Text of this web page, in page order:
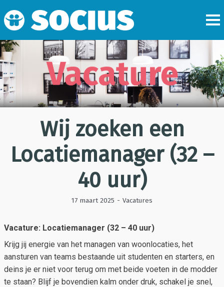
Wij zoeken een
Locatiemanager (32 –
40 uur)
17 maart 2025 - Vacatures
Vacature: Locatiemanager (32 – 40 uur)
Krijg jij energie van het managen van woonlocaties, het
aansturen van teams bestaande uit studenten en starters, en
deins je er niet voor terug om met beide voeten in de modder
te staan? Blijf je bovendien kalm onder druk, schakel je snel,